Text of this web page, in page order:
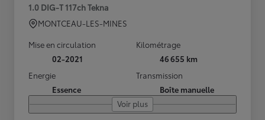
1.0 DIG-T 117ch Tekna
MONTCEAU-LES-MINES
Mise en circulation
02-2021
Kilométrage
46 655 km
Energie
Essence
Transmission
Boîte manuelle
Voir plus